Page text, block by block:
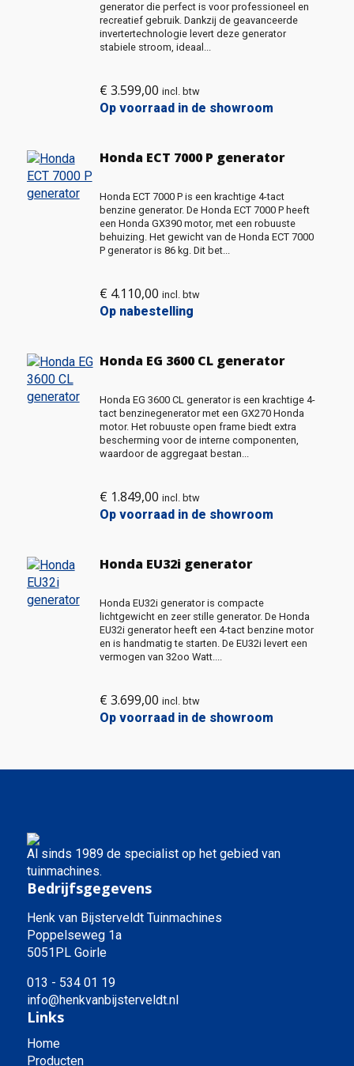
generator die perfect is voor professioneel en
recreatief gebruik. Dankzij de geavanceerde
invertertechnologie levert deze generator
stabiele stroom, ideaal...
€ 3.599,00 incl. btw
Op voorraad in de showroom
Honda ECT 7000 P generator
Honda ECT 7000 P is een krachtige 4-tact
benzine generator. De Honda ECT 7000 P heeft
een Honda GX390 motor, met een robuuste
behuizing. Het gewicht van de Honda ECT 7000
P generator is 86 kg. Dit bet...
€ 4.110,00 incl. btw
Op nabestelling
Honda EG 3600 CL generator
Honda EG 3600 CL generator is een krachtige 4-
tact benzinegenerator met een GX270 Honda
motor. Het robuuste open frame biedt extra
bescherming voor de interne componenten,
waardoor de aggregaat bestan...
€ 1.849,00 incl. btw
Op voorraad in de showroom
Honda EU32i generator
Honda EU32i generator is compacte
lichtgewicht en zeer stille generator. De Honda
EU32i generator heeft een 4-tact benzine motor
en is handmatig te starten. De EU32i levert een
vermogen van 32oo Watt....
€ 3.699,00 incl. btw
Op voorraad in de showroom
Al sinds 1989 de specialist op het gebied van
tuinmachines.
Bedrijfsgegevens
Henk van Bijsterveldt Tuinmachines
Poppelseweg 1a
5051PL Goirle
013 - 534 01 19
info@henkvanbijsterveldt.nl
Links
Home
Producten